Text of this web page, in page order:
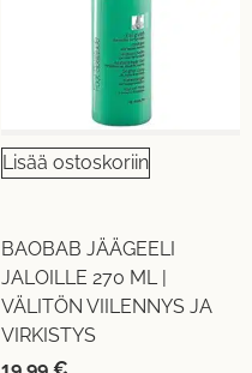
Lisää ostoskoriin
BAOBAB JÄÄGEELI
JALOILLE 270 ML |
VÄLITÖN VIILENNYS JA
VIRKISTYS